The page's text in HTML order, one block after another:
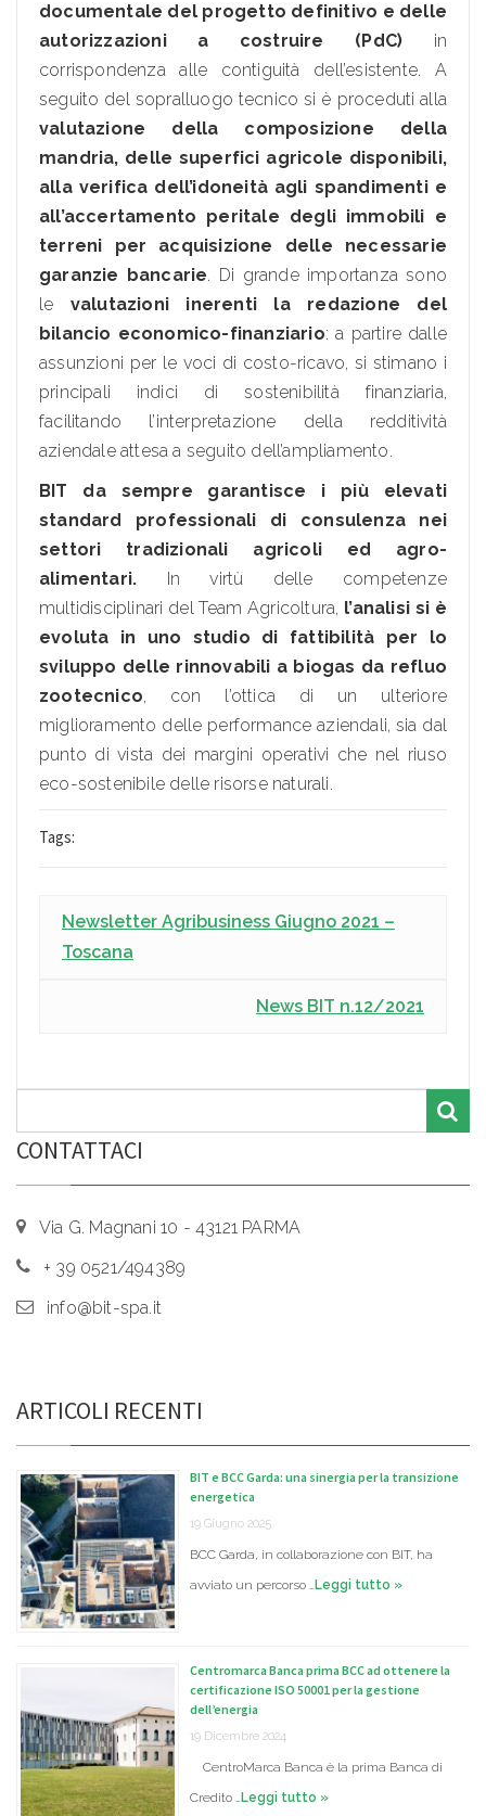
documentale del progetto definitivo e delle
autorizzazioni a costruire (PdC) in
corrispondenza alle contiguità dell’esistente. A
seguito del sopralluogo tecnico si è proceduti alla
valutazione della composizione della
mandria, delle superfici agricole disponibili,
alla verifica dell’idoneità agli spandimenti e
all’accertamento peritale degli immobili e
terreni per acquisizione delle necessarie
garanzie bancarie. Di grande importanza sono
le valutazioni inerenti la redazione del
bilancio economico-finanziario: a partire dalle
assunzioni per le voci di costo-ricavo, si stimano i
principali indici di sostenibilità finanziaria,
facilitando l’interpretazione della redditività
aziendale attesa a seguito dell’ampliamento.
BIT da sempre garantisce i più elevati
standard professionali di consulenza nei
settori tradizionali agricoli ed agro-
alimentari. In virtù delle competenze
multidisciplinari del Team Agricoltura, l’analisi si è
evoluta in uno studio di fattibilità per lo
sviluppo delle rinnovabili a biogas da refluo
zootecnico, con l’ottica di un ulteriore
miglioramento delle performance aziendali, sia dal
punto di vista dei margini operativi che nel riuso
eco-sostenibile delle risorse naturali.
Tags:
Newsletter Agribusiness Giugno 2021 –
Toscana
News BIT n.12/2021
CONTATTACI
Via G. Magnani 10 - 43121 PARMA
+ 39 0521/494389
info@bit-spa.it
ARTICOLI RECENTI
BIT e BCC Garda: una sinergia per la transizione
energetica
19 Giugno 2025
BCC Garda, in collaborazione con BIT, ha
avviato un percorso …Leggi tutto »
Centromarca Banca prima BCC ad ottenere la
certificazione ISO 50001 per la gestione
dell’energia
19 Dicembre 2024
CentroMarca Banca è la prima Banca di
Credito …Leggi tutto »